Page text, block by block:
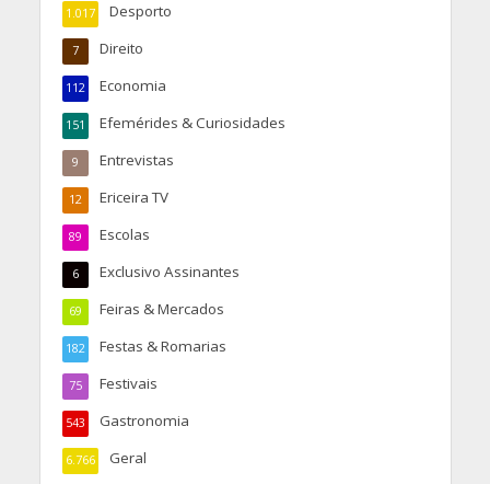
Desporto
1.017
Direito
7
Economia
112
Efemérides & Curiosidades
151
Entrevistas
9
Ericeira TV
12
Escolas
89
Exclusivo Assinantes
6
Feiras & Mercados
69
Festas & Romarias
182
Festivais
75
Gastronomia
543
Geral
6.766